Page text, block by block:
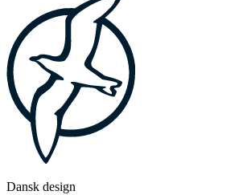
Dansk design